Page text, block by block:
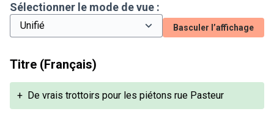
Sélectionner le mode de vue :
Basculer l’affichage
Titre (Français)
+ De vrais trottoirs pour les piétons rue Pasteur